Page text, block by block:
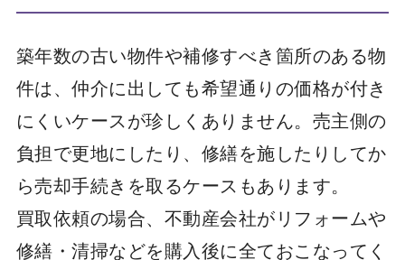
築年数の古い物件や補修すべき箇所のある物
件は、仲介に出しても希望通りの価格が付き
にくいケースが珍しくありません。売主側の
負担で更地にしたり、修繕を施したりしてか
ら売却手続きを取るケースもあります。
買取依頼の場合、不動産会社がリフォームや
修繕・清掃などを購入後に全ておこなってく